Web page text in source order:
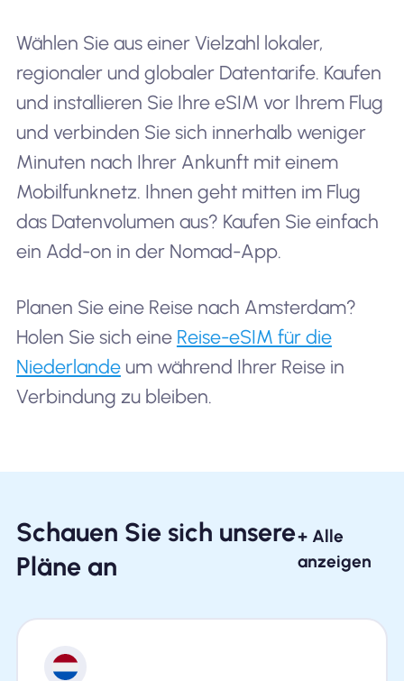
Wählen Sie aus einer Vielzahl lokaler,
regionaler und globaler Datentarife. Kaufen
und installieren Sie Ihre eSIM vor Ihrem Flug
und verbinden Sie sich innerhalb weniger
Minuten nach Ihrer Ankunft mit einem
Mobilfunknetz. Ihnen geht mitten im Flug
das Datenvolumen aus? Kaufen Sie einfach
ein Add-on in der Nomad-App.
Planen Sie eine Reise nach Amsterdam?
Holen Sie sich eine Reise-eSIM für die
Niederlandeum während Ihrer Reise in
Verbindung zu bleiben.
Schauen Sie sich unsere
Pläne an
+ Alle
anzeigen